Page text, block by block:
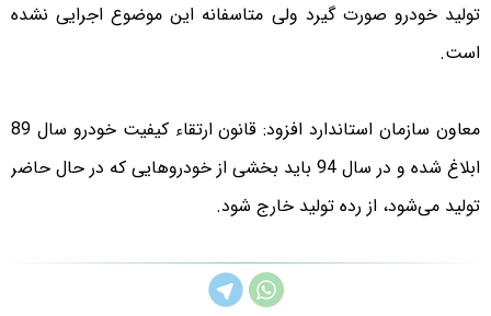
تولید خودرو صورت گیرد ولی متاسفانه این موضوع اجرایی نشده
است.
معاون سازمان استاندارد افزود: قانون ارتقاء کیفیت خودرو سال 89
ابلاغ شده و در سال 94 باید بخشی از خودروهایی که در حال حاضر
تولید می‌شود، از رده تولید خارج شود.